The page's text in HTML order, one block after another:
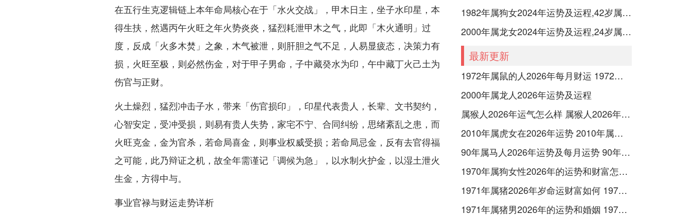
在五行生克逻辑链上本年命局核心在于「水火交战」，甲木日主，坐子水印星，本
得生扶，然遇丙午火旺之年火势炎炎，猛烈耗泄甲木之气，此即「木火通明」过
度，反成「火多木焚」之象，木气被泄，则肝胆之气不足，人易显疲态，决策力有
损，火旺至极，则必然伤金，对于甲子男命，子中藏癸水为印，午中藏丁火己土为
伤官与正财。
火土燥烈，猛烈冲击子水，带来「伤官损印」，印星代表贵人，长辈、文书契约，
心智安定，受冲受损，则易有贵人失势，家宅不宁、合同纠纷，思绪紊乱之患，而
火旺克金，金为官杀，若命局喜金，则事业权威受损；若命局忌金，反有去官得福
之可能，此乃辩证之机，故全年需谨记「调候为急」，以水制火护金，以湿土泄火
生金，方得中与。
事业官禄与财运走势详析
1982年属狗女2024年运势及运程,42岁属狗人2024全年每月运势女性如何
2000年属龙女2024年运势及运程,24岁属龙人2024全年每月运势女性如何
最新更新
1972年属鼠的人2026年每月财运 1972年属鼠的是什么命五行属什么
2000年属龙人2026年运势及运程
属猴人2026年运气怎么样 属猴人2026年运气好吗
2010年属虎女在2026年运势 2010年属虎女2026年如何化解
90年属马人2026年运势及每月运势 90年属马人2026属马今年有一难
1970年属狗女性2026年的运势和财富怎样呢 1970年属狗女2026年运势及运程
1971年属猪2026年岁命运财富如何 1971年属猪2026年运势及运程
1971年属猪男2026年的运势和婚姻 1971年属猪男2026年的运势及运程